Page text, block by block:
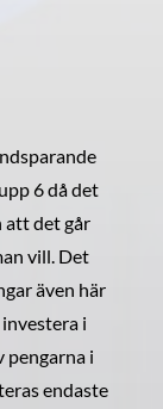
6 då det
att det går
vill. Det
även här
i
pengarna i
endaste